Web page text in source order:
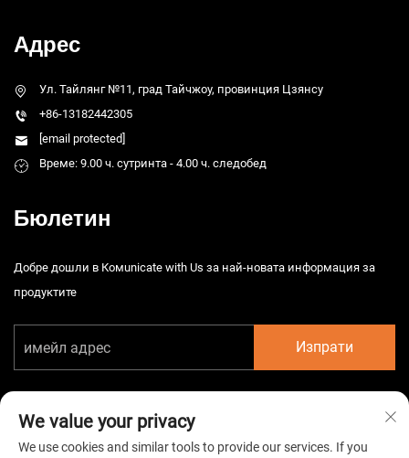
Адрес
Ул. Тайлянг №11, град Тайчжоу, провинция Цзянсу
+86-13182442305
[email protected]
Време: 9.00 ч. сутринта - 4.00 ч. следобед
Бюлетин
Добре дошли в Комunicate with Us за най-новата информация за
продуктите
Изпрати
We value your privacy
We use cookies and similar tools to provide our services. If you